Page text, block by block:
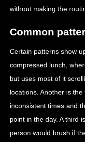
without making the
Common
Certain patterns show
compressed lunch,
but uses most of it
locations. Another is
inconsistent times and
point in the day. A third
person would brush if